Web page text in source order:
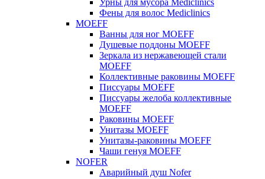
Урны для мусора Mediclinics
Фены для волос Mediclinics
MOEFF
Ванны для ног MOEFF
Душевые поддоны MOEFF
Зеркала из нержавеющей стали
MOEFF
Коллективные раковины MOEFF
Писсуары MOEFF
Писсуары желоба коллективные
MOEFF
Раковины MOEFF
Унитазы MOEFF
Унитазы-раковины MOEFF
Чаши генуя MOEFF
NOFER
Аварийный душ Nofer